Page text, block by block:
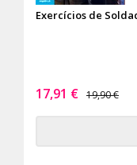
Exercícios de
17,91 € 19,90 €